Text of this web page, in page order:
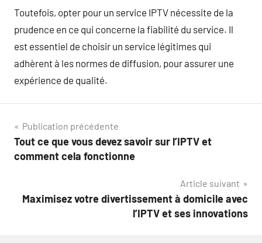
Toutefois, opter pour un service IPTV nécessite de la
prudence en ce qui concerne la fiabilité du service. Il
est essentiel de choisir un service légitimes qui
adhèrent à les normes de diffusion, pour assurer une
expérience de qualité.
Navigation
de
Publication précédente
Tout ce que vous devez savoir sur l’IPTV et
comment cela fonctionne
Article suivant
Maximisez votre divertissement à domicile avec
l’IPTV et ses innovations